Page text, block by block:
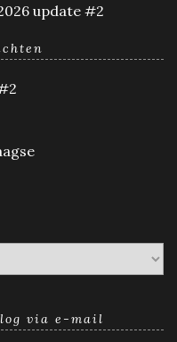
update #2
via e-mail